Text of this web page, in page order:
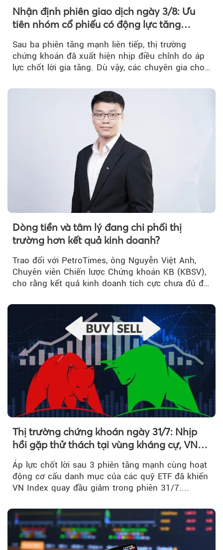
Nhận định phiên giao dịch ngày 3/8: Ưu
tiên nhóm cổ phiếu có động lực tăng
Sau ba phiên tăng mạnh liên tiếp, thị trường
chứng khoán đã xuất hiện nhịp điều chỉnh do áp
lực chốt lời gia tăng. Dù vậy, các chuyên gia cho
Dòng tiền và tâm lý đang chi phối thị
trường hơn kết quả kinh doanh?
Trao đổi với PetroTimes, ông Nguyễn Việt Anh,
Chuyên viên Chiến lược Chứng khoán KB (KBSV),
cho rằng kết quả kinh doanh tích cực chưa đủ để
Thị trường chứng khoán ngày 31/7: Nhịp
hồi gặp thử thách tại vùng kháng cự, VN
Index giảm gần 9 điểm trong phiên cuối...
Áp lực chốt lời sau 3 phiên tăng mạnh cùng hoạt
động cơ cấu danh mục của các quỹ ETF đã khiến
VN Index quay đầu giảm trong phiên 31/7....